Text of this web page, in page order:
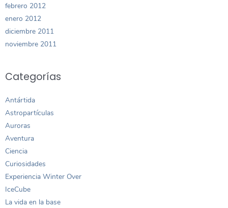
febrero 2012
enero 2012
diciembre 2011
noviembre 2011
Categorías
Antártida
Astropartículas
Auroras
Aventura
Ciencia
Curiosidades
Experiencia Winter Over
IceCube
La vida en la base